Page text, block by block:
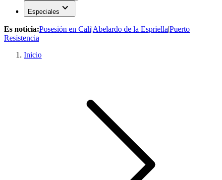
Especiales expand_more
Es noticia:Posesión en Cali|Abelardo de la Espriella|Puerto
Resistencia
Inicio